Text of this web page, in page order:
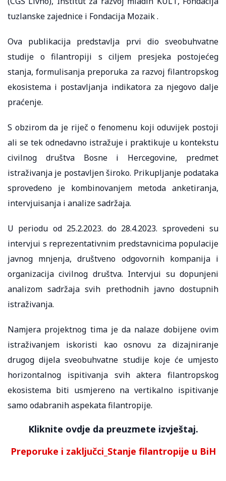
tuzlanske zajednice i Fondacija Mozaik .
Ova publikacija predstavlja prvi dio sveobuhvatne
studije o filantropiji s ciljem presjeka postojećeg
stanja, formulisanja preporuka za razvoj filantropskog
ekosistema i postavljanja indikatora za njegovo dalje
praćenje.
S obzirom da je riječ o fenomenu koji oduvijek postoji
ali se tek odnedavno istražuje i praktikuje u kontekstu
civilnog društva Bosne i Hercegovine, predmet
istraživanja je postavljen široko. Prikupljanje podataka
sprovedeno je kombinovanjem metoda anketiranja,
intervjuisanja i analize sadržaja.
U periodu od 25.2.2023. do 28.4.2023. sprovedeni su
intervjui s reprezentativnim predstavnicima populacije
javnog mnjenja, društveno odgovornih kompanija i
organizacija civilnog društva. Intervjui su dopunjeni
analizom sadržaja svih prethodnih javno dostupnih
istraživanja.
Namjera projektnog tima je da nalaze dobijene ovim
istraživanjem iskoristi kao osnovu za dizajniranje
drugog dijela sveobuhvatne studije koje će umjesto
horizontalnog ispitivanja svih aktera filantropskog
ekosistema biti usmjereno na vertikalno ispitivanje
samo odabranih aspekata filantropije.
Kliknite ovdje da preuzmete izvještaj.
Preporuke i zaključci_Stanje filantropije u BiH